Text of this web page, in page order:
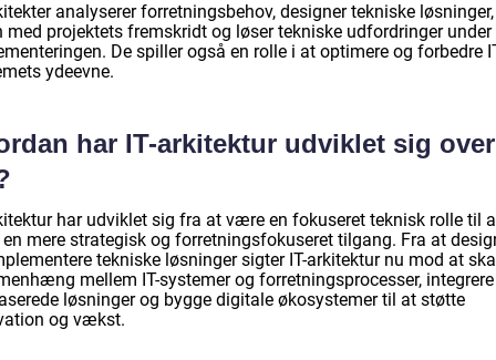
analyserer forretningsbehov, designer tekniske
med projektets fremskridt og løser tekniske udfordringer under
De spiller også en rolle i at optimere og forbedre
ydeevne.
har IT-arkitektur udviklet sig over
har udviklet sig fra at være en fokuseret teknisk rolle til
en mere strategisk og forretningsfokuseret tilgang. Fra at
tekniske løsninger sigter IT-arkitektur nu mod at
mellem IT-systemer og forretningsprocesser, integrere
løsninger og bygge digitale økosystemer til at støtte
og vækst.